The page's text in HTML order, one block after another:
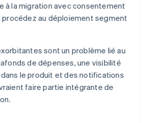
à la migration avec consentement
procédez au déploiement segment
sont un problème lié au
de dépenses, une visibilité
dans le produit et des notifications
faire partie intégrante de